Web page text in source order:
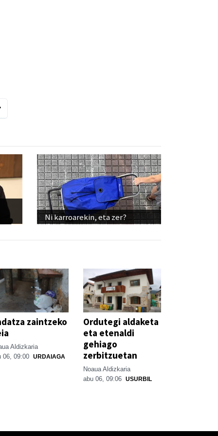
Ni karroarekin, eta zer?
zaintzeko
Aldizkaria
06, 09:00 URDAIAGA
Ordutegi aldaketa
eta etenaldi
gehiago
zerbitzuetan
Noaua Aldizkaria
abu 06, 09:06 USURBIL